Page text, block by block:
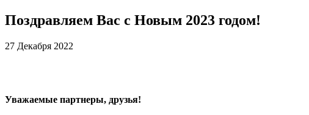
Поздравляем Вас с Новым 2023 годом!
27 Декабря 2022
Уважаемые партнеры, друзья!